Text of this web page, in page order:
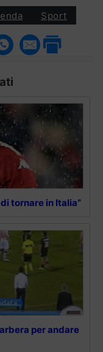
Sport
tornare in Italia”
per andare